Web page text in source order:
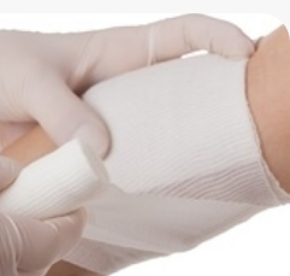
以3D列印出患者肋骨模型，方便開
的輔助，大幅減少病患麻醉及手
案例吳小姐便是使用「鈦金屬骨
疼痛，手術後一週即可出院，復原
患者遠離疼痛折磨謝志明主任已
，他強調，肋骨骨折微創治療手術
以鈦合金製造，人體相容性高，不
肋骨骨折產生的劇烈疼痛，不再
為溺水事件發生的高峰期，親子戲
溺5招國民健康署呼籲兒童及青少
能狀況，此外家長的教導及陪伴也
全，在戲水前瞭解「防溺5招」非
需合法，要有救生設備與人員。
天候不佳要速離。3） 先暖身／
身體勞累不下水。4） 不嬉鬧／危
5） 不落單／家長陪同享天倫，
，器材救人不可少。戲水補充水